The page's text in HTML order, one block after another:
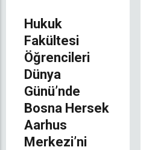
Hukuk
Fakültesi
Öğrencileri
Dünya
Günü’nde
Bosna Hersek
Aarhus
Merkezi’ni